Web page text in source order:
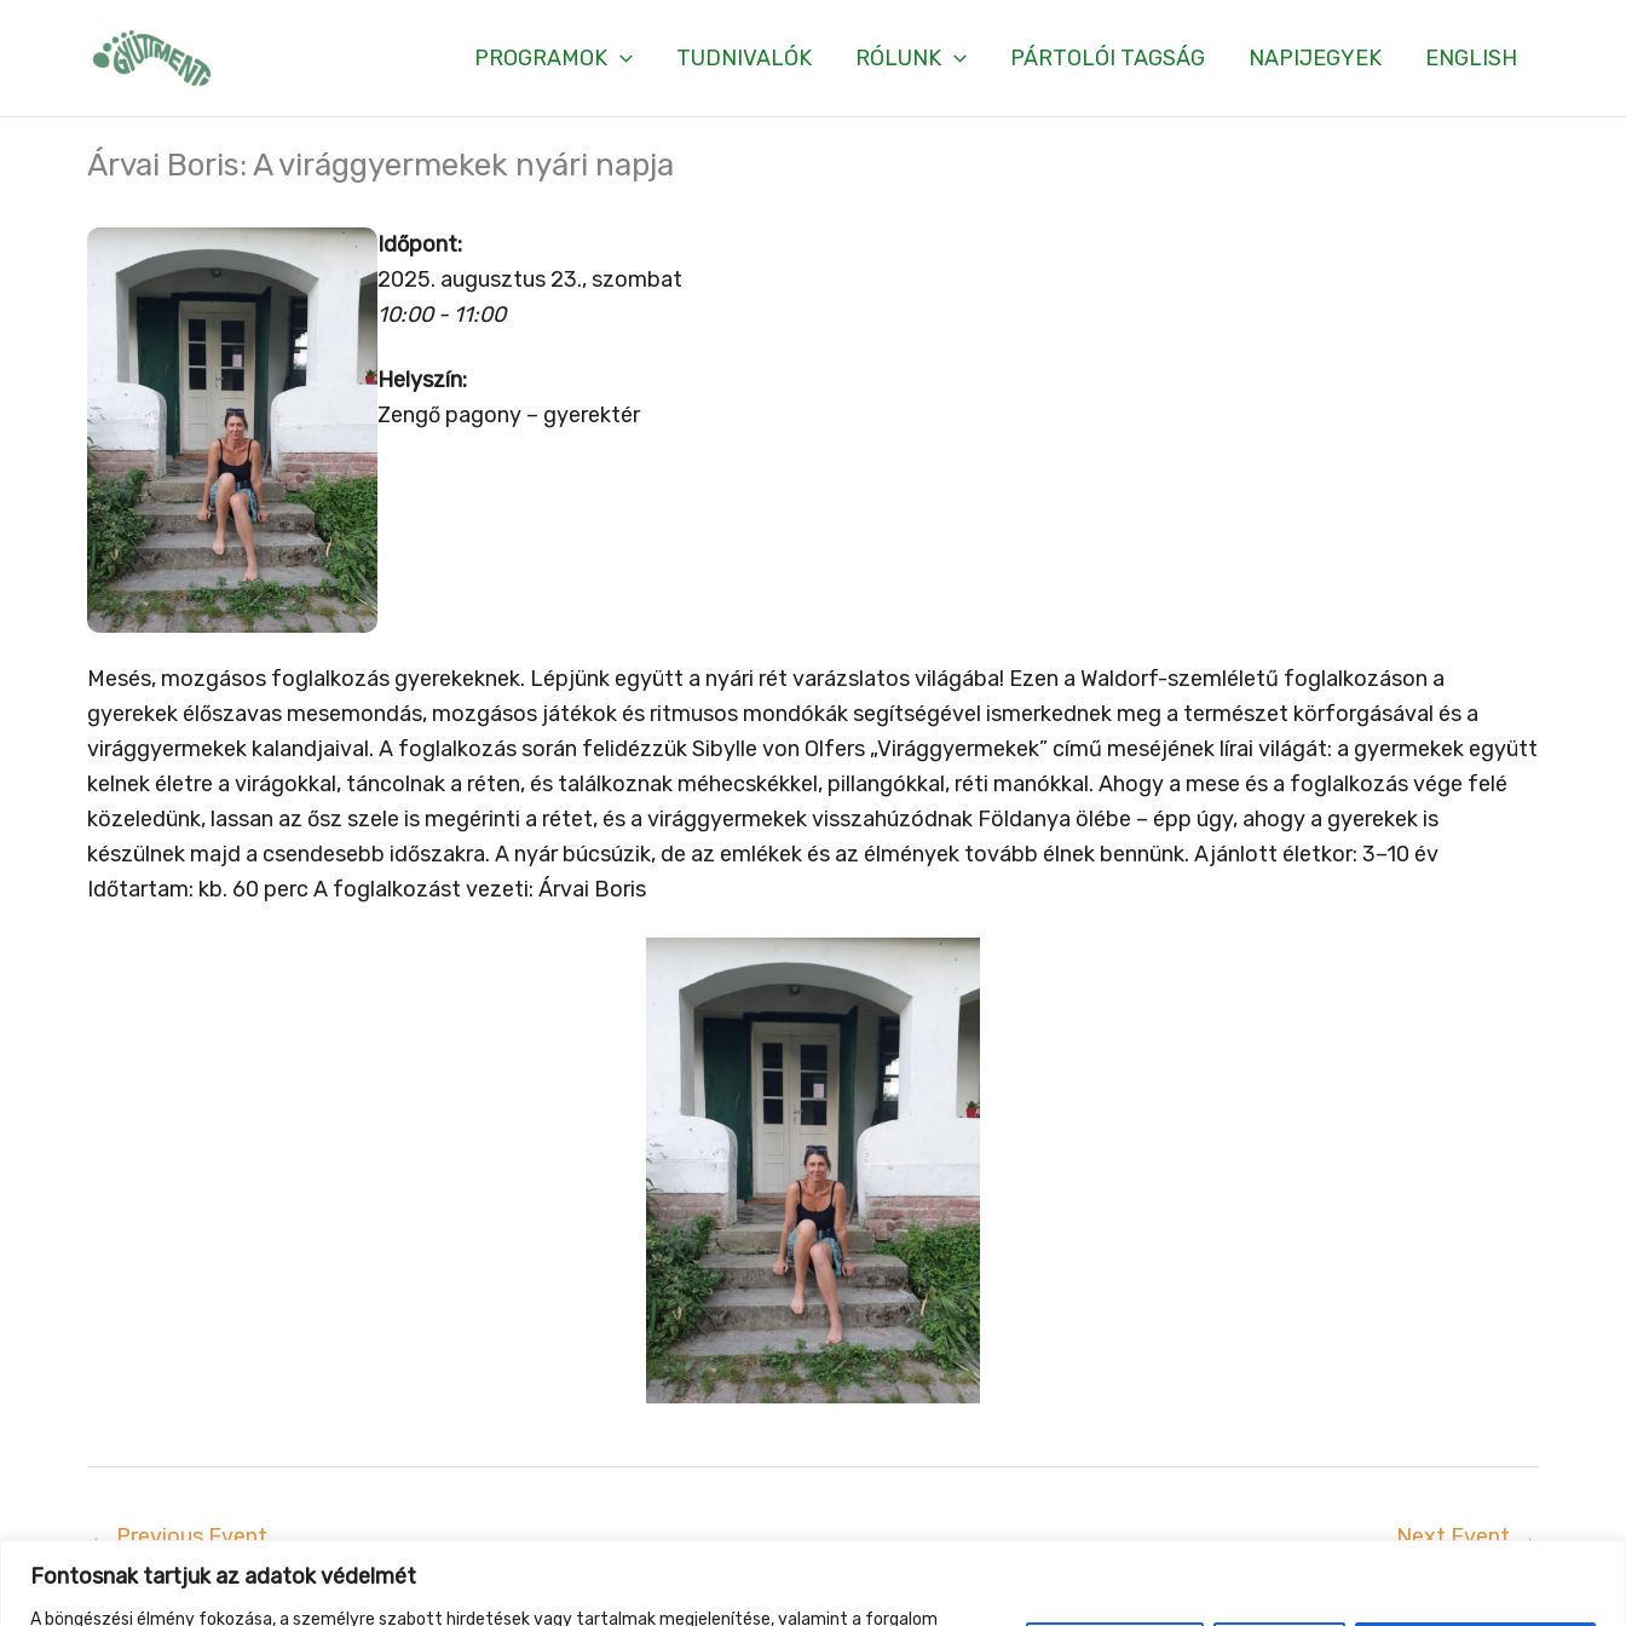
Fontosnak tartjuk az adatok védelmét
A böngészési élmény fokozása, a személyre szabott hirdetések vagy tartalmak megjelenítése, valamint a forgalom
PROGRAMOK TUDNIVALÓK RÓLUNK PÁRTOLÓI TAGSÁG NAPIJEGYEK ENGLISH
Árvai Boris: A virággyermekek nyári napja
Időpont:
2025. augusztus 23., szombat
10:00 - 11:00
Helyszín:
Zengő pagony – gyerektér
Mesés, mozgásos foglalkozás gyerekeknek. Lépjünk együtt a nyári rét varázslatos világába! Ezen a Waldorf-szemléletű foglalkozáson a
gyerekek élőszavas mesemondás, mozgásos játékok és ritmusos mondókák segítségével ismerkednek meg a természet körforgásával és a
virággyermekek kalandjaival. A foglalkozás során felidézzük Sibylle von Olfers „Virággyermekek” című meséjének lírai világát: a gyermekek együtt
kelnek életre a virágokkal, táncolnak a réten, és találkoznak méhecskékkel, pillangókkal, réti manókkal. Ahogy a mese és a foglalkozás vége felé
közeledünk, lassan az ősz szele is megérinti a rétet, és a virággyermekek visszahúzódnak Földanya ölébe – épp úgy, ahogy a gyerekek is
készülnek majd a csendesebb időszakra. A nyár búcsúzik, de az emlékek és az élmények tovább élnek bennünk. Ajánlott életkor: 3–10 év
Időtartam: kb. 60 perc A foglalkozást vezeti: Árvai Boris
← Previous Event Next Event →
Gyüttment Találkozó, 2026. augusztus 27-30., Csobánkapuszta